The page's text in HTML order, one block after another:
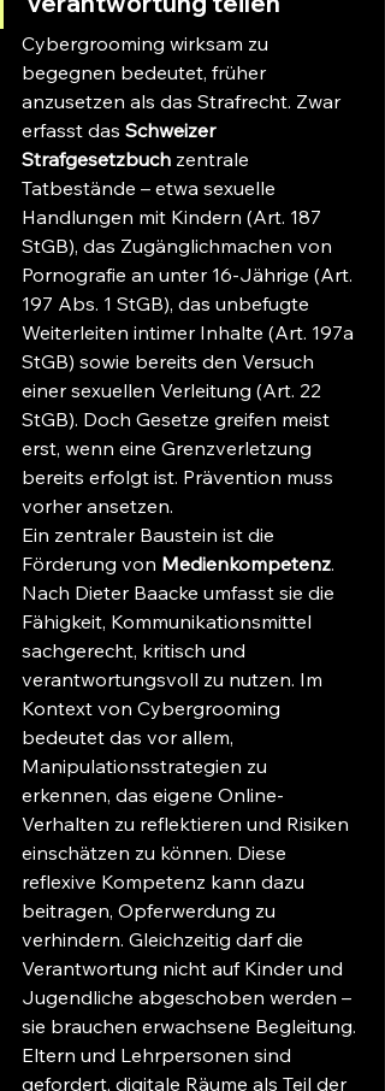
Cybergrooming wirksam zu
begegnen bedeutet, früher
anzusetzen als das Strafrecht. Zwar
erfasst das Schweizer
Strafgesetzbuch zentrale
Tatbestände – etwa sexuelle
Handlungen mit Kindern (Art. 187
StGB), das Zugänglichmachen von
Pornografie an unter 16-Jährige (Art.
197 Abs. 1 StGB), das unbefugte
Weiterleiten intimer Inhalte (Art. 197a
StGB) sowie bereits den Versuch
einer sexuellen Verleitung (Art. 22
StGB). Doch Gesetze greifen meist
erst, wenn eine Grenzverletzung
bereits erfolgt ist. Prävention muss
vorher ansetzen.
Ein zentraler Baustein ist die
Förderung von Medienkompetenz.
Nach Dieter Baacke umfasst sie die
Fähigkeit, Kommunikationsmittel
sachgerecht, kritisch und
verantwortungsvoll zu nutzen. Im
Kontext von Cybergrooming
bedeutet das vor allem,
Manipulationsstrategien zu
erkennen, das eigene Online-
Verhalten zu reflektieren und Risiken
einschätzen zu können. Diese
reflexive Kompetenz kann dazu
beitragen, Opferwerdung zu
verhindern. Gleichzeitig darf die
Verantwortung nicht auf Kinder und
Jugendliche abgeschoben werden –
sie brauchen erwachsene Begleitung.
Eltern und Lehrpersonen sind
gefordert, digitale Räume als Teil der